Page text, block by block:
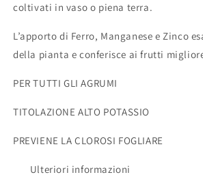
coltivati in vaso o piena terra.
L’apporto di Ferro, Manganese e Zinco
della pianta e conferisce ai frutti
PER TUTTI GLI AGRUMI
TITOLAZIONE ALTO POTASSIO
PREVIENE LA CLOROSI FOGLIARE
Ulteriori informazioni